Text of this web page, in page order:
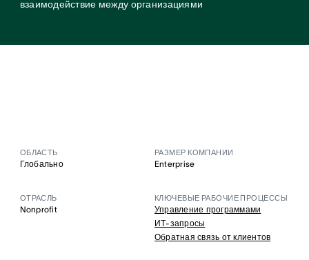
взаимодействие между организациями
ОБЛАСТЬ
Глобально
РАЗМЕР КОМПАНИИ
Enterprise
ОТРАСЛЬ
Nonprofit
КЛЮЧЕВЫЕ РАБОЧИЕ ПРОЦЕССЫ
Управление программами
ИТ-запросы
Обратная связь от клиентов